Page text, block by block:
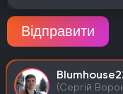
Відправити
(Сергій